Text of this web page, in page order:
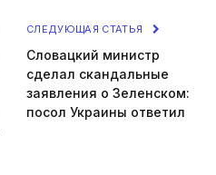
СЛЕДУЮЩАЯ СТАТЬЯ
Словацкий министр
сделал скандальные
заявления о Зеленском:
посол Украины ответил